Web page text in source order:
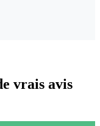
vrais avis